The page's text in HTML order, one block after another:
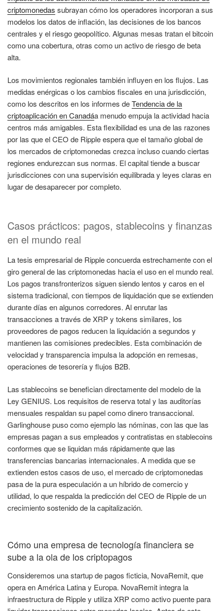
criptomonedas subrayan cómo los operadores incorporan a sus
modelos los datos de inflación, las decisiones de los bancos
centrales y el riesgo geopolítico. Algunas mesas tratan el bitcoin
como una cobertura, otras como un activo de riesgo de beta
alta.
Los movimientos regionales también influyen en los flujos. Las
medidas enérgicas o los cambios fiscales en una jurisdicción,
como los descritos en los informes deTendencia de la
criptoaplicación en Canadáa menudo empuja la actividad hacia
centros más amigables. Esta flexibilidad es una de las razones
por las que el CEO de Ripple espera que el tamaño global de
los mercados de criptomonedas crezca incluso cuando ciertas
regiones endurezcan sus normas. El capital tiende a buscar
jurisdicciones con una supervisión equilibrada y leyes claras en
lugar de desaparecer por completo.
Casos prácticos: pagos, stablecoins y finanzas
en el mundo real
La tesis empresarial de Ripple concuerda estrechamente con el
giro general de las criptomonedas hacia el uso en el mundo real.
Los pagos transfronterizos siguen siendo lentos y caros en el
sistema tradicional, con tiempos de liquidación que se extienden
durante días en algunos corredores. Al enrutar las
transacciones a través de XRP y tokens similares, los
proveedores de pagos reducen la liquidación a segundos y
mantienen las comisiones predecibles. Esta combinación de
velocidad y transparencia impulsa la adopción en remesas,
operaciones de tesorería y flujos B2B.
Las stablecoins se benefician directamente del modelo de la
Ley GENIUS. Los requisitos de reserva total y las auditorías
mensuales respaldan su papel como dinero transaccional.
Garlinghouse puso como ejemplo las nóminas, con las que las
empresas pagan a sus empleados y contratistas en stablecoins
conformes que se liquidan más rápidamente que las
transferencias bancarias internacionales. A medida que se
extienden estos casos de uso, el mercado de criptomonedas
pasa de la pura especulación a un híbrido de comercio y
utilidad, lo que respalda la predicción del CEO de Ripple de un
crecimiento sostenido de la capitalización.
Cómo una empresa de tecnología financiera se
sube a la ola de los criptopagos
Consideremos una startup de pagos ficticia, NovaRemit, que
opera en América Latina y Europa. NovaRemit integra la
infraestructura de Ripple y utiliza XRP como activo puente para